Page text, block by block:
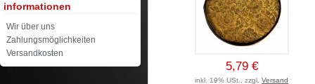
5,79 €
inkl. 19% USt., zzgl.Versand
informationen
Wir über uns
Zahlungsmöglichkeiten
Versandkosten